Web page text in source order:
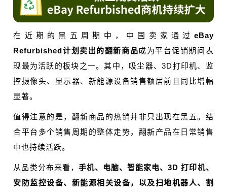
在近期的黑五周期中，中国卖家通过 eBay
Refurbished计划卖出的翻新商品成为平台促销期间表
现最为活跃的板块之一。其中，吸尘器、3D打印机、监
控摄像头、显示器、新能源设备销售额居前且同比增幅
显著。
值得注意的是，翻新商品的热销并非只出现在黑五。结
合平台多个销售周期的整体走势，翻新产品在日常销售
中也持续活跃。
从品类分布来看， 手机、电脑、智能家电、3D 打印机、
安防监控设备、新能源相关设备，以及扫地机器人、割